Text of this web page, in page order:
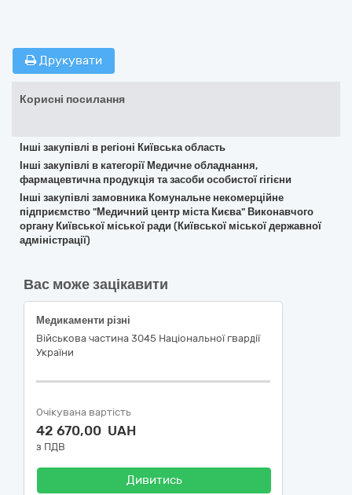
Друкувати
Корисні посилання
Інші закупівлі в регіоні Київська область
Інші закупівлі в категорії Медичне обладнання,
фармацевтична продукція та засоби особистої гігієни
Інші закупівлі замовника Комунальне некомерційне
підприємство "Медичний центр міста Києва" Виконавчого
органу Київської міської ради (Київської міської державної
адміністрації)
Вас може зацікавити
Медикаменти різні
Військова частина 3045 Національної гвардії
України
Очікувана вартість
42 670,00 UAH
з ПДВ
Дивитись